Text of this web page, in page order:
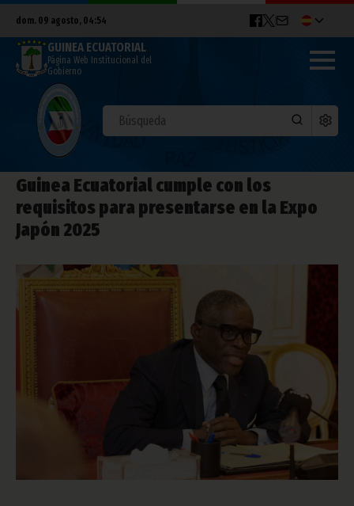
dom. 09 agosto, 04:54
GUINEA ECUATORIAL
Página Web Institucional del
Gobierno
Guinea Ecuatorial cumple con los
requisitos para presentarse en la Expo
Japón 2025